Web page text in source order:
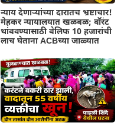
न्याय देणाऱ्यांच्या दारातच भ्रष्टाचार!
मेहकर न्यायालयात खळबळ; वॉरंट
थांबवण्यासाठी बेलिफ 10 हजारांची
लाच घेताना ACBच्या जाळ्यात